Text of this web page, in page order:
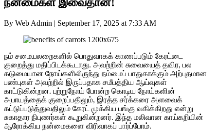
By Web Admin | September 17, 2025 at 7:33 AM
நம் சமையலறைகளில் பொதுவாகக் காணப்படும் கேரட்டை
குறைத்து மதிப்பிடக்கூடாது. அவற்றின் சுவையைத் தவிர, பல
கடுமையான நோய்களிலிருந்து நம்மைப் பாதுகாக்கும் அற்புதமான
பண்புகள் அவற்றில் இருப்பதாக சமீபத்திய ஆய்வுகள்
காட்டுகின்றன. புற்றுநோய் போன்ற கொடிய நோய்களின்
அபாயத்தைக் குறைப்பதிலும், இரத்த சர்க்கரை அளவைக்
கட்டுப்படுத்துவதிலும் கேரட் முக்கிய பங்கு வகிக்கிறது என்று
சுகாதார நிபுணர்கள் கூறுகின்றனர். இந்த மலிவான காய்கறியின்
ஆரோக்கிய நன்மைகளை விரிவாகப் பார்ப்போம்.